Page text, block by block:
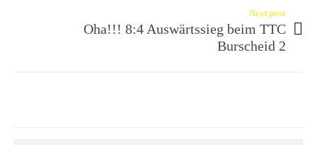
Next post
Oha!!! 8:4 Auswärtssieg beim TTC
Burscheid 2